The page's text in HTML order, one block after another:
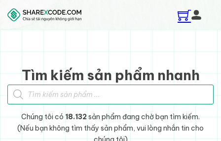
Skip to main content
Skip to footer
Tìm kiếm sản phẩm nhanh
Tìm kiếm sản phẩm
Chúng tôi có 18.132sản phẩm đang chờ bạn tìm kiếm.
(Nếu bạn không tìm thấy sản phẩm, vui lòng nhắn tin cho